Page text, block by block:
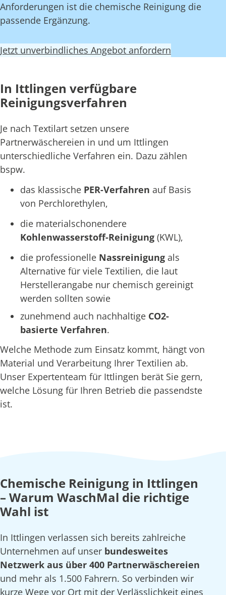
Anforderungen ist die chemische Reinigung die
passende Ergänzung.
Jetzt unverbindliches Angebot anfordern
In Ittlingen verfügbare
Reinigungsverfahren
Je nach Textilart setzen unsere
Partnerwäschereien in und um Ittlingen
unterschiedliche Verfahren ein. Dazu zählen
bspw.
das klassische PER-Verfahren auf Basis
von Perchlorethylen,
die materialschonendere
Kohlenwasserstoff-Reinigung (KWL),
die professionelle Nassreinigung als
Alternative für viele Textilien, die laut
Herstellerangabe nur chemisch gereinigt
werden sollten sowie
zunehmend auch nachhaltige CO2-
basierte Verfahren.
Welche Methode zum Einsatz kommt, hängt von
Material und Verarbeitung Ihrer Textilien ab.
Unser Expertenteam für Ittlingen berät Sie gern,
welche Lösung für Ihren Betrieb die passendste
ist.
Chemische Reinigung in Ittlingen
– Warum WaschMal die richtige
Wahl ist
In Ittlingen verlassen sich bereits zahlreiche
Unternehmen auf unser bundesweites
Netzwerk aus über 400 Partnerwäschereien
und mehr als 1.500 Fahrern. So verbinden wir
kurze Wege vor Ort mit der Verlässlichkeit eines